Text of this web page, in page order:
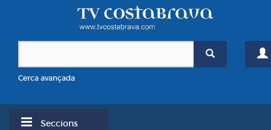
Cerca avançada
Seccions